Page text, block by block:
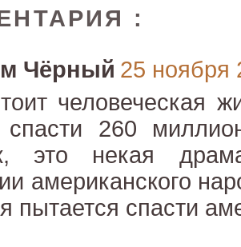
:
Чёрный 25 ноября
человеческая
спасти 260
это некая
американского
пытается спасти